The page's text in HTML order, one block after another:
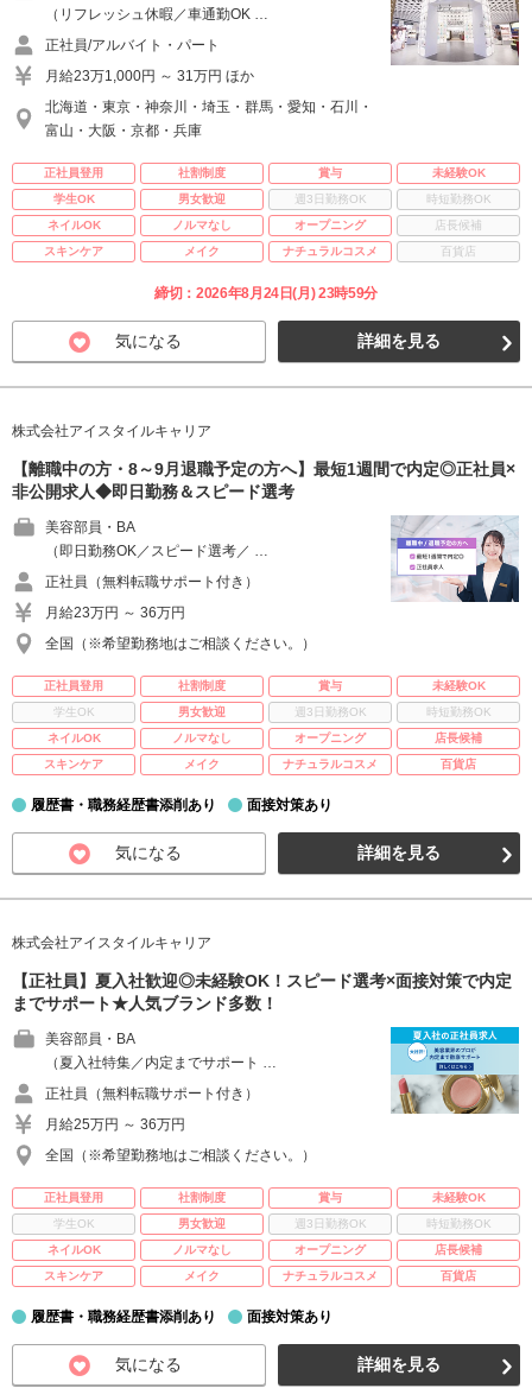
（リフレッシュ休暇／車通勤OK …
正社員/アルバイト・パート
月給23万1,000円 ～ 31万円 ほか
北海道・東京・神奈川・埼玉・群馬・愛知・石川・
富山・大阪・京都・兵庫
正社員登用 社割制度 賞与
未経験OK
学生OK
男女歓迎 週3日勤務OK
時短勤務OK
ネイルOK
ノルマなし オープニング
店長候補
スキンケア
メイク ナチュラルコスメ 百貨店
締切：2026年8月24日(月) 23時59分
気になる 詳細を見る
株式会社アイスタイルキャリア
【離職中の方・8～9月退職予定の方へ】最短1週間で内定◎正社員×
非公開求人◆即日勤務＆スピード選考
美容部員・BA
（即日勤務OK／スピード選考／ …
正社員（無料転職サポート付き）
月給23万円 ～ 36万円
全国（※希望勤務地はご相談ください。）
正社員登用 社割制度 賞与
未経験OK
学生OK
男女歓迎 週3日勤務OK
時短勤務OK
ネイルOK
ノルマなし オープニング
店長候補
スキンケア
メイク ナチュラルコスメ 百貨店
履歴書・職務経歴書添削あり 面接対策あり
気になる 詳細を見る
株式会社アイスタイルキャリア
【正社員】夏入社歓迎◎未経験OK！スピード選考×面接対策で内定
までサポート★人気ブランド多数！
美容部員・BA
（夏入社特集／内定までサポート …
正社員（無料転職サポート付き）
月給25万円 ～ 36万円
全国（※希望勤務地はご相談ください。）
正社員登用 社割制度 賞与
未経験OK
学生OK
男女歓迎 週3日勤務OK
時短勤務OK
ネイルOK
ノルマなし オープニング
店長候補
スキンケア
メイク ナチュラルコスメ 百貨店
履歴書・職務経歴書添削あり 面接対策あり
気になる 詳細を見る